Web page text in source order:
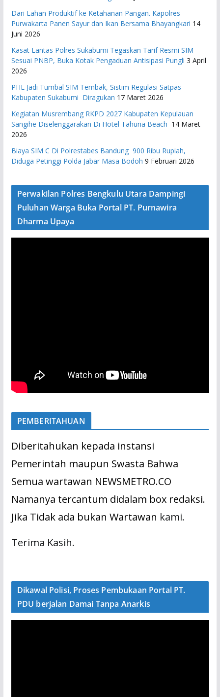
Dari Lahan Produktif ke Ketahanan Pangan. Kapolres
Purwakarta Panen Sayur dan Ikan Bersama Bhayangkari 14
Juni 2026
Kasat Lantas Polres Sukabumi Tegaskan Tarif Resmi SIM
Sesuai PNBP, Buka Kotak Pengaduan Antisipasi Pungli 3 April
2026
PHL Jadi Tumbal SIM Tembak, Sistim Regulasi Satpas
Kabupaten Sukabumi Diragukan 17 Maret 2026
Kegiatan Musrembang RKPD 2027 ​Kabupaten Kepulauan
Sangihe Diselenggarakan Di Hotel Tahuna Beach 14 Maret
2026
Biaya SIM C Di Polrestabes Bandung 900 Ribu Rupiah,
Diduga Petinggi Polda Jabar Masa Bodoh 9 Februari 2026
Perwakilan Polres Bengkulu Utara Dampingi
Puluhan Warga Buka Portal PT. Purnawira
Dharma Upaya
PEMBERITAHUAN
Diberitahukan kepada instansi
Pemerintah maupun Swasta Bahwa
Semua wartawan NEWSMETRO.CO
Namanya tercantum didalam box redaksi.
Jika Tidak ada bukan Wartawan kami.
Terima Kasih.
Dikawal Polisi, Proses Pembukaan Portal PT.
PDU berjalan Damai Tanpa Anarkis